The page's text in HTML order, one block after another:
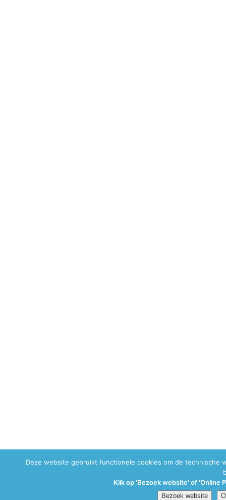
Deze website gebruikt functionele cookies om de technische
Klik op 'Bezoek website' of 'Online
Bezoek website